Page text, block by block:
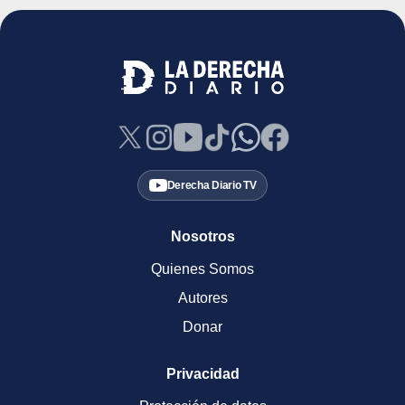
Derecha Diario TV
Nosotros
Quienes Somos
Autores
Donar
Privacidad